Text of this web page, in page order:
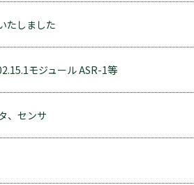
たしました
モジュール ASR-1等
、センサ